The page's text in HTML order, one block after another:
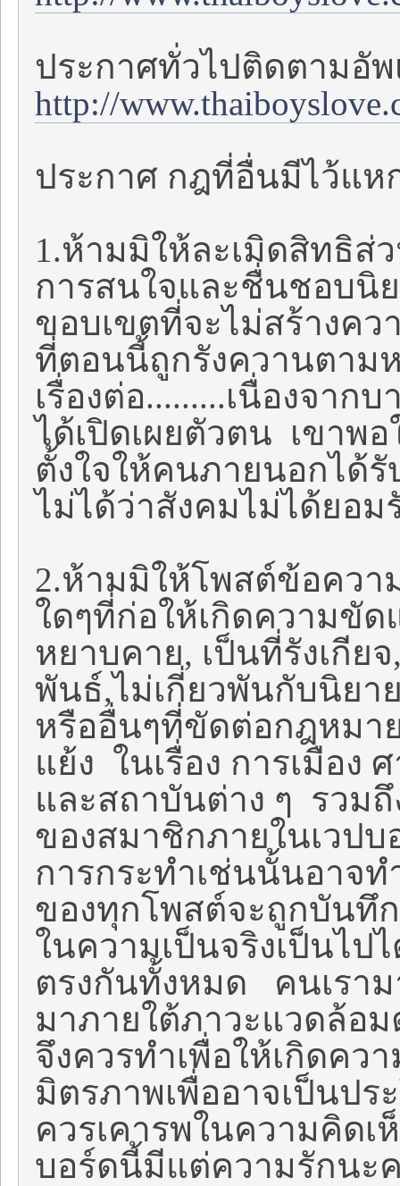
ประกาศทั่วไปติดตามอั
http://
ประกาศ กฎที่อื่นมีไว้แ
1.ห้ามมิให้ละเมิดสิทธิส่
การสนใจและชื่นชอบนิย
ขอบเขตที่จะไม่สร้างคว
ที่ตอนนี้ถูกรังควานตาม
เรื่องต่อ.........เนื่องจากบ
ได้เปิดเผยตัวตน เขาพ
ตั้งใจให้คนภายนอกได้
ไม่ได้ว่าสังคมไม่ได้ยอม
2.ห้ามมิให้โพสต์ข้อควา
ใดๆที่ก่อให้เกิดความขั
หยาบคาย, เป็นที่รังเกีย
พันธ์,ไม่เกี่ยวพันกับนิยา
หรืออื่นๆที่ขัดต่อกฎหมา
แย้ง ในเรื่อง การเมือง
และสถาบันต่าง ๆ รวม
ของสมาชิกภายในเวปบ
การกระทำเช่นนั้นอาจ
ของทุกโพสต์จะถูกบันทึ
ในความเป็นจริงเป็นไ
ตรงกันทั้งหมด คนเราม
มาภายใต้ภาวะแวดล้อ
จึงควรทำเพื่อให้เกิดคว
มิตรภาพเพื่ออาจเป็นป
ควรเคารพในความคิด
บอร์ดนี้มีแต่ความรักน